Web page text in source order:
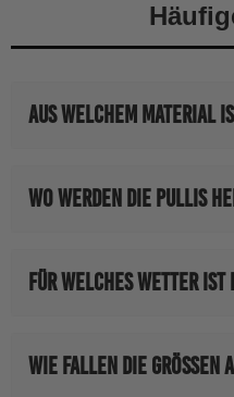
Aus welchem Material
Wo werden die Pullis
Deutschland statt
Für welches Wetter ist
für die kältere Jahreszeit
Wie fallen die Größen